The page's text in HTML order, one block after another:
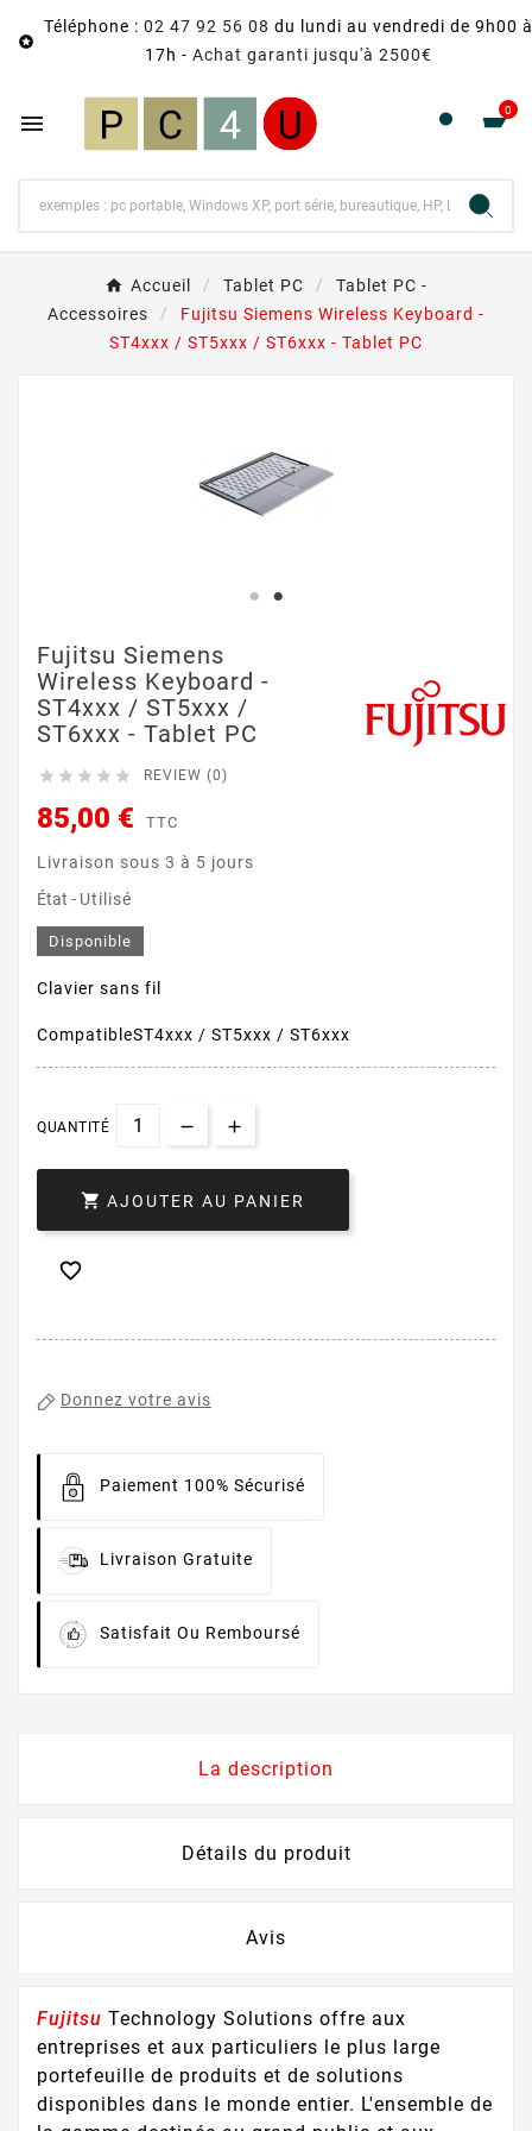

Téléphone : 02 47 92 56 08 du lundi au vendredi de 9h00 à
17h - Achat garanti jusqu'à 2500€
 0
Accueil Tablet PC
Tablet PC -
Accessoires
Fujitsu Siemens Wireless Keyboard -
ST4xxx / ST5xxx / ST6xxx - Tablet PC
Fujitsu Siemens
Wireless Keyboard -
ST4xxx / ST5xxx /
ST6xxx - Tablet PC
     REVIEW (0)
85,00 € TTC
Livraison sous 3 à 5 jours
État - Utilisé
Disponible
Clavier sans fil
CompatibleST4xxx / ST5xxx / ST6xxx
QUANTITÉ
 AJOUTER AU PANIER

Donnez votre avis
Paiement 100% Sécurisé
Livraison Gratuite
Satisfait Ou Remboursé
La description
Détails du produit
Avis
Fujitsu Technology Solutions offre aux
entreprises et aux particuliers le plus large
portefeuille de produits et de solutions
disponibles dans le monde entier. L'ensemble de